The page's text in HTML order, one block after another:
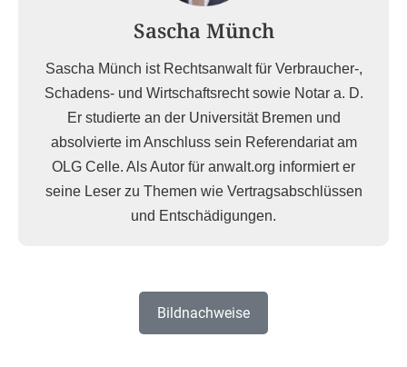
Sascha Münch
Sascha Münch ist Rechtsanwalt für Verbraucher-,
Schadens- und Wirtschaftsrecht sowie Notar a. D.
Er studierte an der Universität Bremen und
absolvierte im Anschluss sein Referendariat am
OLG Celle. Als Autor für anwalt.org informiert er
seine Leser zu Themen wie Vertragsabschlüssen
und Entschädigungen.
Bildnachweise